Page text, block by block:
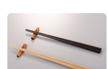
た牛乳を使用しています。 お好みで味の